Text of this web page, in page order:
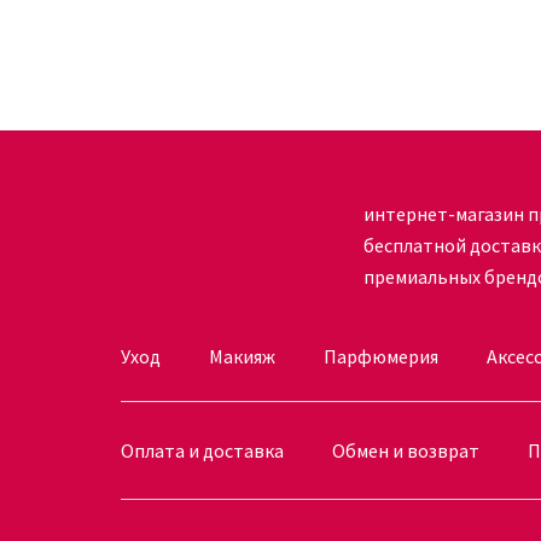
интернет-магазине представлен широкий
только от лучших брендов по оптимальной
интернет-магазин
бесплатной
премиальных
Уход Макияж Парфюмерия
Оплата и доставка Обмен и возврат